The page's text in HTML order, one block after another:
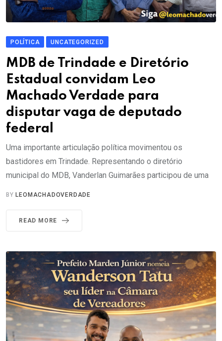
POLÍTICA UNCATEGORIZED
MDB de Trindade e Diretório
Estadual convidam Leo
Machado Verdade para
disputar vaga de deputado
federal
Uma importante articulação política movimentou os
bastidores em Trindade. Representando o diretório
municipal do MDB, Vanderlan Guimarães participou de uma
BY LEOMACHADOVERDADE
READ MORE